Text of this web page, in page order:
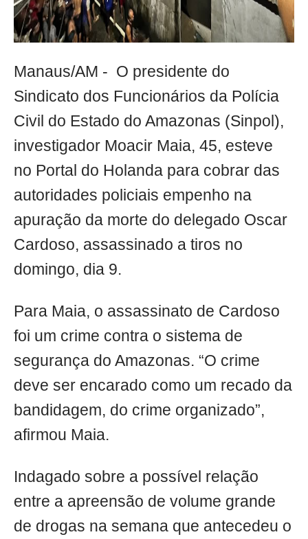
Manaus/AM - O presidente do
Sindicato dos Funcionários da Polícia
Civil do Estado do Amazonas (Sinpol),
investigador Moacir Maia, 45, esteve
no Portal do Holanda para cobrar das
autoridades policiais empenho na
apuração da morte do delegado Oscar
Cardoso, assassinado a tiros no
domingo, dia 9.
Para Maia, o assassinato de Cardoso
foi um crime contra o sistema de
segurança do Amazonas. “O crime
deve ser encarado como um recado da
bandidagem, do crime organizado”,
afirmou Maia.
Indagado sobre a possível relação
entre a apreensão de volume grande
de drogas na semana que antecedeu o